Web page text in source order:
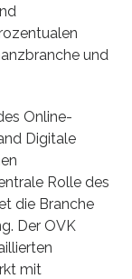
und
Online-
Digitale
Rolle des
die Branche
Der OVK
mit